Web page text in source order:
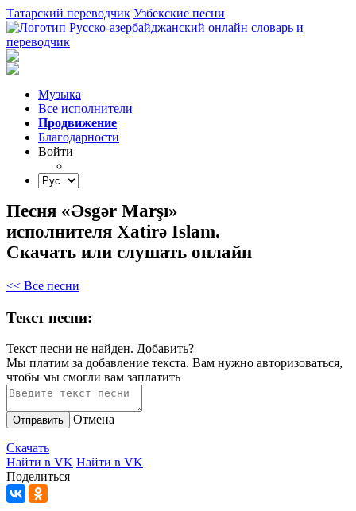
Татарский переводчик Узбекские песни
Музыка
Все исполнители
Продвижение
Благодарности
Войти
Песня «Əsgər Marşı»
исполнителя Xatirə Islam.
Скачать или слушать онлайн
<< Все песни
Текст песни:
Текст песни не найден. Добавить?
Мы платим за добавление текста. Вам нужно авторизоваться,
чтобы мы смогли вам заплатить
Отправить Отмена
Скачать
Найти в VK Найти в VK
Поделиться